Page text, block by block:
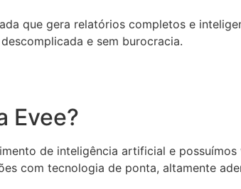
que gera relatórios completos e
e sem burocracia.
Evee?
de inteligência artificial e
com tecnologia de ponta, altamente